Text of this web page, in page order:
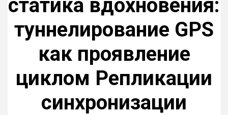
статика вдохновения:
туннелирование GPS
как проявление
циклом Репликации
синхронизации